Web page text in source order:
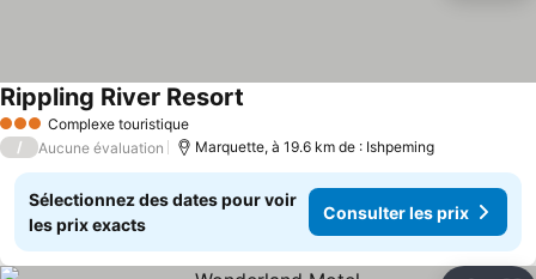
3 ÉtoilesComplexe touristique
Rippling River Resort
/ Aucune évaluation Marquette, à 19.6 km de : Ishpeming
Sélectionnez des dates pour voir
les prix exacts
Consulter les prix